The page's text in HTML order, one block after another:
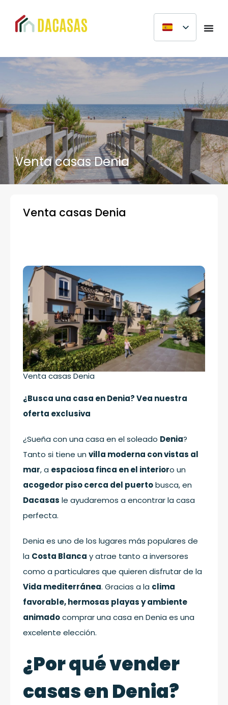
Venta casas Denia
Venta casas Denia
Venta casas Denia
¿Busca una casa en Denia? Vea nuestra
oferta exclusiva
¿Sueña con una casa en el soleado Denia?
Tanto si tiene un villa moderna con vistas al
mar, a espaciosa finca en el interioro un
acogedor piso cerca del puertobusca, en
Dacasas le ayudaremos a encontrar la casa
perfecta.
Denia es uno de los lugares más populares de
la Costa Blanca y atrae tanto a inversores
como a particulares que quieren disfrutar de la
Vida mediterránea. Gracias a la clima
favorable, hermosas playas y ambiente
animadocomprar una casa en Denia es una
excelente elección.
¿Por qué vender
casas en Denia?